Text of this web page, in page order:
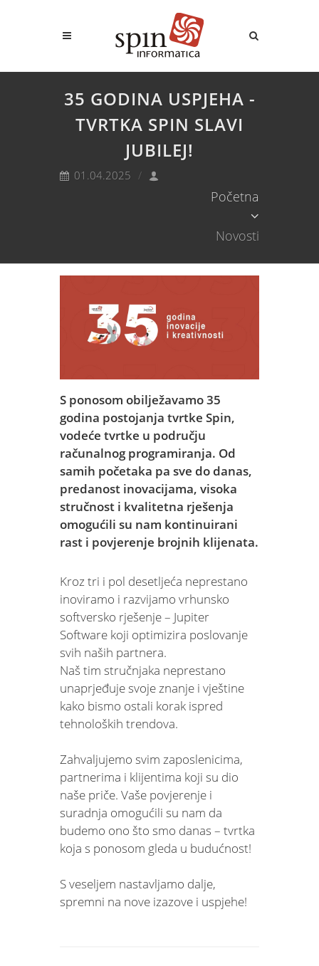
35 GODINA USPJEHA -
TVRTKA SPIN SLAVI
JUBILEJ!
01.04.2025
Početna
Novosti
S ponosom obilježavamo 35
godina postojanja tvrtke Spin,
vodeće tvrtke u području
računalnog programiranja. Od
samih početaka pa sve do danas,
predanost inovacijama, visoka
stručnost i kvalitetna rješenja
omogućili su nam kontinuirani
rast i povjerenje brojnih klijenata.
Kroz tri i pol desetljeća neprestano
inoviramo i razvijamo vrhunsko
softversko rješenje – Jupiter
Software koji optimizira poslovanje
svih naših partnera.
Naš tim stručnjaka neprestano
unaprjeđuje svoje znanje i vještine
kako bismo ostali korak ispred
tehnoloških trendova.
Zahvaljujemo svim zaposlenicima,
partnerima i klijentima koji su dio
naše priče. Vaše povjerenje i
suradnja omogućili su nam da
budemo ono što smo danas – tvrtka
koja s ponosom gleda u budućnost!
S veseljem nastavljamo dalje,
spremni na nove izazove i uspjehe!